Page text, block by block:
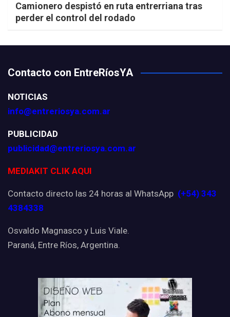
Camionero despistó en ruta entrerriana tras
perder el control del rodado
Contacto con EntreRíosYA
NOTICIAS
info@entreriosya.com.ar
PUBLICIDAD
publicidad@entreriosya.com.ar
MEDIAKIT CLIK AQUI
Contacto directo las 24 horas al WhatsApp (+54) 343
4384338
Osvaldo Magnasco y Luis Viale.
Paraná, Entre Ríos, Argentina.